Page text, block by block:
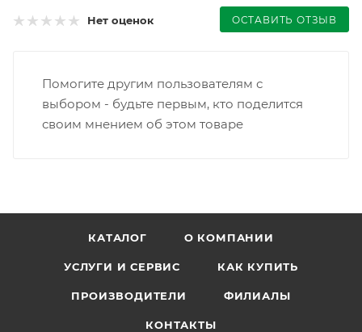
Нет оценок ОСТАВИТЬ ОТЗЫВ
Помогите другим пользователям с
выбором - будьте первым, кто поделится
своим мнением об этом товаре
КАТАЛОГ О КОМПАНИИ
УСЛУГИ И СЕРВИС КАК КУПИТЬ
ПРОИЗВОДИТЕЛИ ФИЛИАЛЫ
КОНТАКТЫ